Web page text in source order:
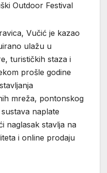
Outdoor Festival
Vučić je kazao
ulažu u
turističkih staza i
prošle godine
mreža, pontonskog
naplate
naglasak stavlja na
i online prodaju